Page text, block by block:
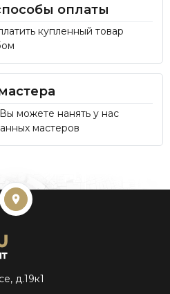
оплаты
купленный товар
можете нанять у нас
мастеров
д.19к1